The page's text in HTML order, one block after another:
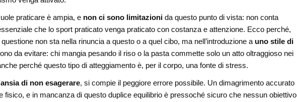
praticare è ampia, e non ci sono limitazioni da questo punto di vista: non conta
che lo sport praticato venga praticato con costanza e attenzione. Ecco perché,
non sta nella rinuncia a questo o a quel cibo, ma nell’introduzione a uno stile di
da evitare: chi mangia pesando il riso o la pasta commette solo un atto oltraggioso nei
perché questo tipo di atteggiamento è, per il corpo, una fonte di stress.
di non esagerare, si compie il peggiore errore possibile. Un dimagrimento accurato
fisico, e in mancanza di questo duplice equilibrio è pressoché sicuro che nessun obiettivo